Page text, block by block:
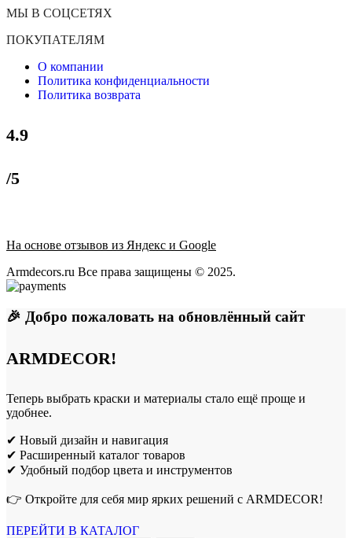
МЫ В СОЦСЕТЯХ
ПОКУПАТЕЛЯМ
О компании
Политика конфиденциальности
Политика возврата
4.9
/5
На основе отзывов из Яндекс и Google
Armdecors.ru Все права защищены © 2025. ​
🎉 Добро пожаловать на обновлённый сайт
ARMDECOR!
Теперь выбрать краски и материалы стало ещё проще и
удобнее.
✔ Новый дизайн и навигация
✔ Расширенный каталог товаров
✔ Удобный подбор цвета и инструментов
👉 Откройте для себя мир ярких решений с ARMDECOR!
ПЕРЕЙТИ В КАТАЛОГ